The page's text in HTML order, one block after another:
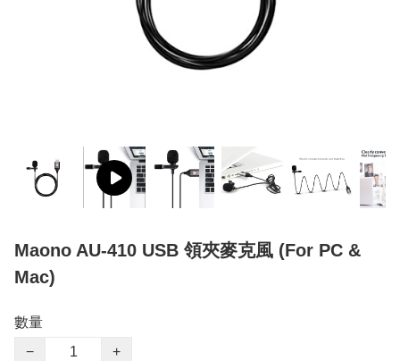
Maono AU-410 USB 領夾麥克風 (For PC &
Mac)
數量
−
+